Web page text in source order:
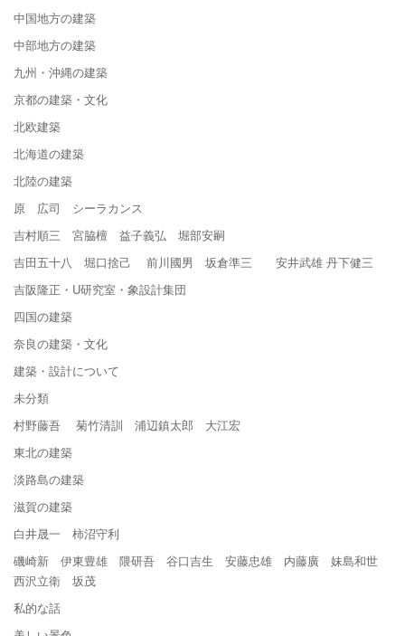
中国地方の建築
中部地方の建築
九州・沖縄の建築
京都の建築・文化
北欧建築
北海道の建築
北陸の建築
原 広司 シーラカンス
吉村順三 宮脇檀 益子義弘 堀部安嗣
吉田五十八 堀口捨己 前川國男 坂倉準三 安井武雄 丹下健三
吉阪隆正・U研究室・象設計集団
四国の建築
奈良の建築・文化
建築・設計について
未分類
村野藤吾 菊竹清訓 浦辺鎮太郎 大江宏
東北の建築
淡路島の建築
滋賀の建築
白井晟一 柿沼守利
磯崎新 伊東豊雄 隈研吾 谷口吉生 安藤忠雄 内藤廣 妹島和世
西沢立衛 坂茂
私的な話